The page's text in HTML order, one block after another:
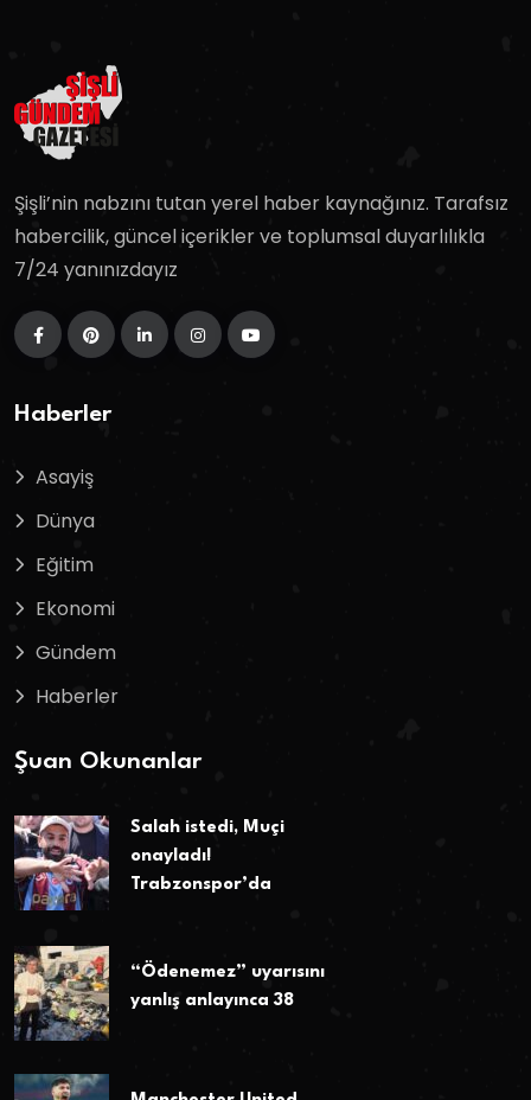
Şişli’nin nabzını tutan yerel haber kaynağınız. Tarafsız
habercilik, güncel içerikler ve toplumsal duyarlılıkla
7/24 yanınızdayız
Haberler
Asayiş
Dünya
Eğitim
Ekonomi
Gündem
Haberler
Şuan Okunanlar
Salah istedi, Muçi
onayladı!
Trabzonspor’da
“Ödenemez” uyarısını
yanlış anlayınca 38